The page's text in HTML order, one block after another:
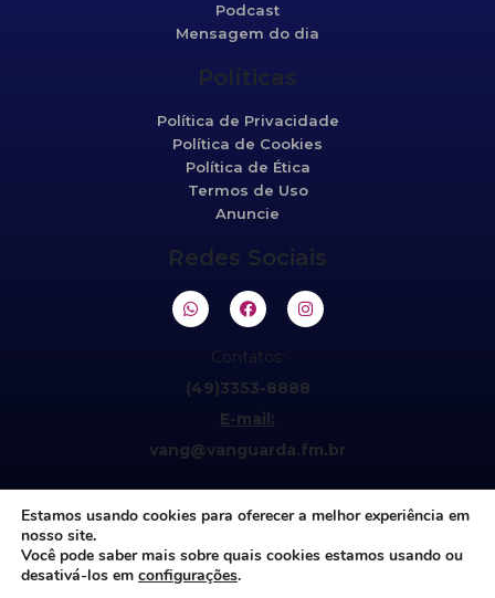
Podcast
Mensagem do dia
Políticas
Política de Privacidade
Política de Cookies
Política de Ética
Termos de Uso
Anuncie
Redes Sociais
Contatos:
(49)3353-8888
E-mail:
vang@vanguarda.fm.br
Estamos usando cookies para oferecer a melhor experiência em
nosso site.
Você pode saber mais sobre quais cookies estamos usando ou
desativá-los em configurações.